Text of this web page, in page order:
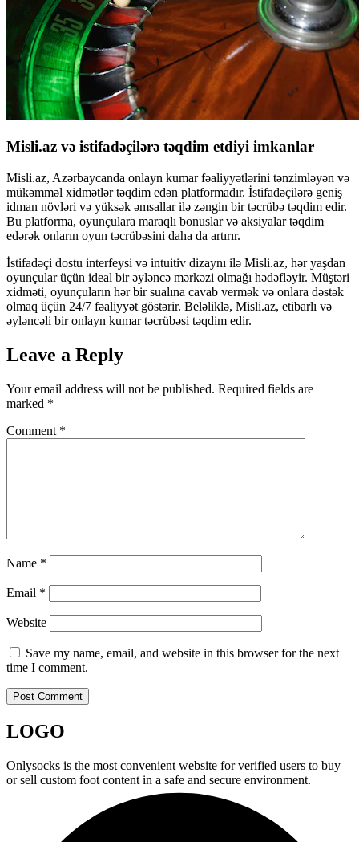
Misli.az və istifadəçilərə təqdim etdiyi imkanlar
Misli.az, Azərbaycanda onlayn kumar fəaliyyətlərini tənzimləyən və
mükəmməl xidmətlər təqdim edən platformadır. İstifadəçilərə geniş
idman növləri və yüksək əmsallar ilə zəngin bir təcrübə təqdim edir.
Bu platforma, oyunçulara maraqlı bonuslar və aksiyalar təqdim
edərək onların oyun təcrübəsini daha da artırır.
İstifadəçi dostu interfeysi və intuitiv dizaynı ilə Misli.az, hər yaşdan
oyunçular üçün ideal bir əyləncə mərkəzi olmağı hədəfləyir. Müştəri
xidməti, oyunçuların hər bir sualına cavab vermək və onlara dəstək
olmaq üçün 24/7 fəaliyyət göstərir. Beləliklə, Misli.az, etibarlı və
əyləncəli bir onlayn kumar təcrübəsi təqdim edir.
Leave a Reply
Your email address will not be published. Required fields are
marked *
Comment *
Name *
Email *
Website
Save my name, email, and website in this browser for the next
time I comment.
LOGO
Onlysocks is the most convenient website for verified users to buy
or sell custom foot content in a safe and secure environment.